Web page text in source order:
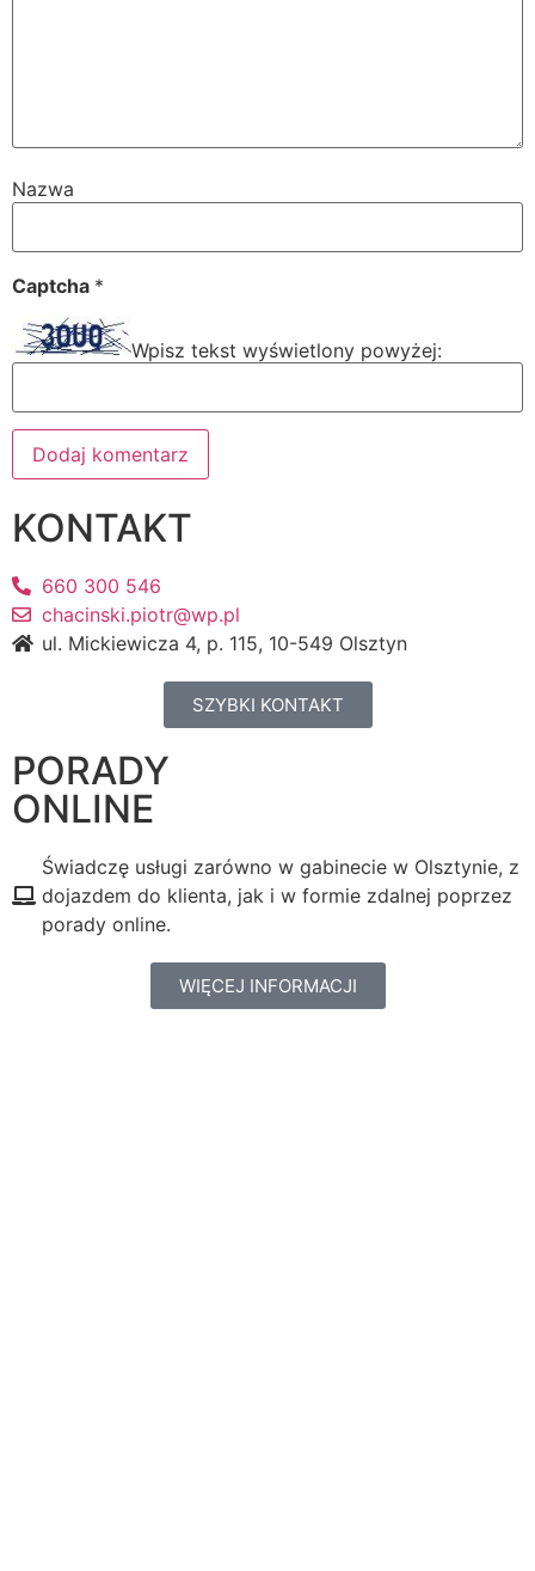
Nazwa
Captcha *
Wpisz tekst wyświetlony powyżej:
KONTAKT
660 300 546
chacinski.piotr@wp.pl
ul. Mickiewicza 4, p. 115, 10-549 Olsztyn
SZYBKI KONTAKT
PORADY
ONLINE
Świadczę usługi zarówno w gabinecie w Olsztynie, z
dojazdem do klienta, jak i w formie zdalnej poprzez
porady online.
WIĘCEJ INFORMACJI